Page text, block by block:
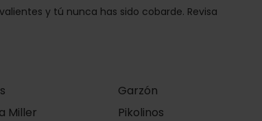
y tú nunca has sido cobarde. Revisa
Garzón
Miller
Pikolinos